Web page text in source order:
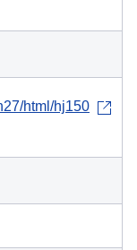
html/hj150